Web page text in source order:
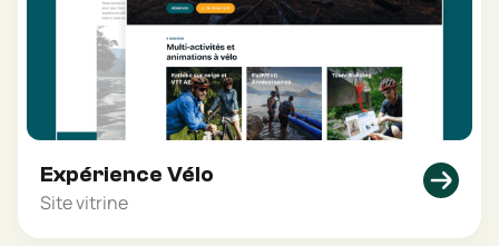
Expérience Vélo
Site vitrine